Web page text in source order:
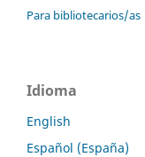
Para bibliotecarios/as
Idioma
English
Español (España)